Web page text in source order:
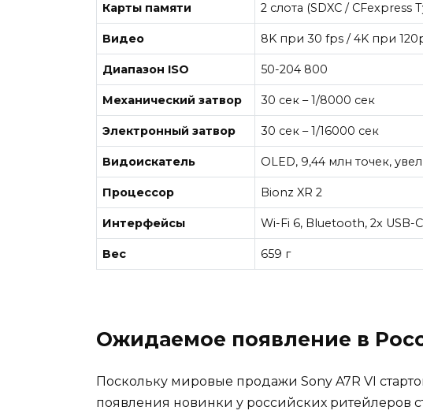
Карты памяти 2 слота (SDXC / CFexpress
Видео 8K при 30 fps / 4K при
Диапазон ISO 50-204 800
Механический затвор 30 сек – 1/8000 сек
Электронный затвор 30 сек – 1/16000 сек
Видоискатель OLED, 9,44 млн точек,
Процессор Bionz XR 2
Интерфейсы Wi-Fi 6, Bluetooth, 2x USB-
Вес 659 г
Ожидаемое появление в
Поскольку мировые продажи Sony A7R VI
появления новинки у российских ритейлеров